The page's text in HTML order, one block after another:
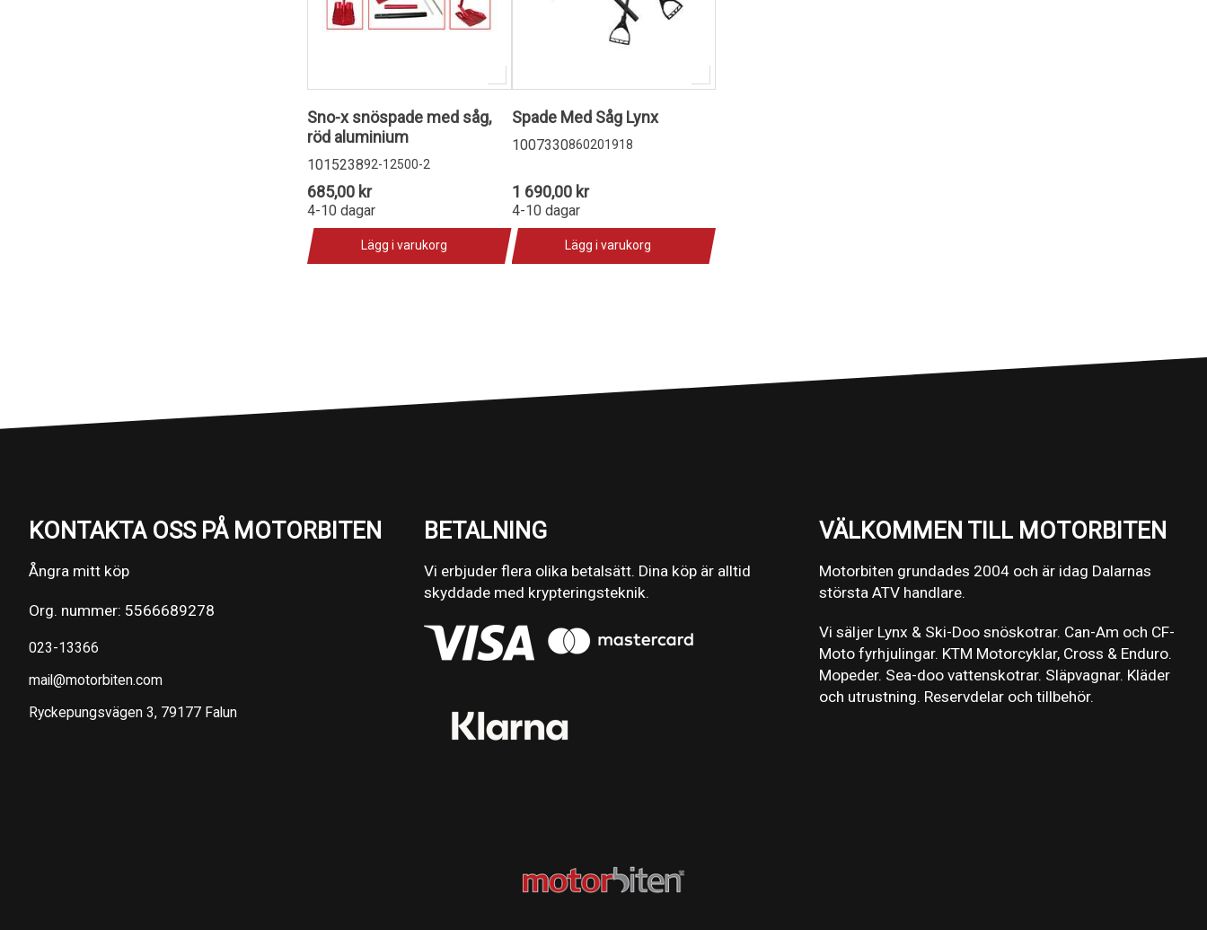
Sno-x snöspade med såg,
röd aluminium
101523892-12500-2
685,00 kr
4-10 dagar
Lägg i varukorg
Spade Med Såg Lynx
1007330860201918
1 690,00 kr
4-10 dagar
Lägg i varukorg
KONTAKTA OSS PÅ MOTORBITEN
Ångra mitt köp
Org. nummer: 5566689278
023-13366
mail@motorbiten.com
Ryckepungsvägen 3, 79177 Falun
BETALNING
Vi erbjuder flera olika betalsätt. Dina köp är alltid
skyddade med krypteringsteknik.
VÄLKOMMEN TILL MOTORBITEN
Motorbiten grundades 2004 och är idag Dalarnas
största ATV handlare.
Vi säljer Lynx & Ski-Doo snöskotrar. Can-Am och CF-
Moto fyrhjulingar. KTM Motorcyklar, Cross & Enduro.
Mopeder. Sea-doo vattenskotrar. Släpvagnar. Kläder
och utrustning. Reservdelar och tillbehör.